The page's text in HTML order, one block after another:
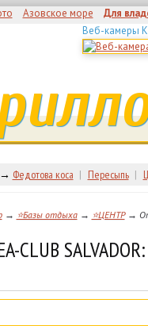
Азовское море Для
Веб-камеры
→ Федотова коса | Пересыпь |
→ ⭐Базы отдыха→ ⭐ЦЕНТР→
CLUB